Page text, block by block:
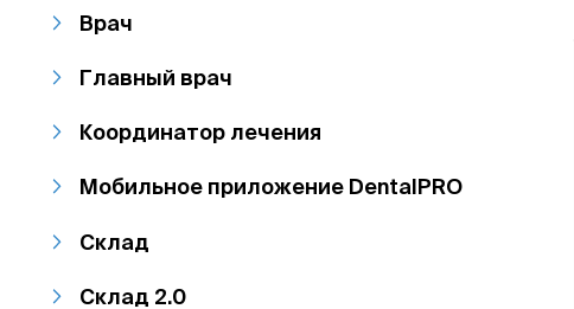
Врач
Главный врач
Координатор лечения
Мобильное приложение DentalPRO
Склад
Склад 2.0